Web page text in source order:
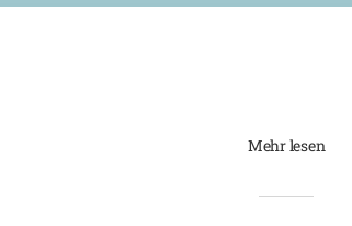
Mehr lesen